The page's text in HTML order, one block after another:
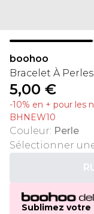
boohoo
Bracelet À
5,00 €
-10% en + pour les
BHNEW10
Couleur: Perle
Sélectionner
Sublimez votre